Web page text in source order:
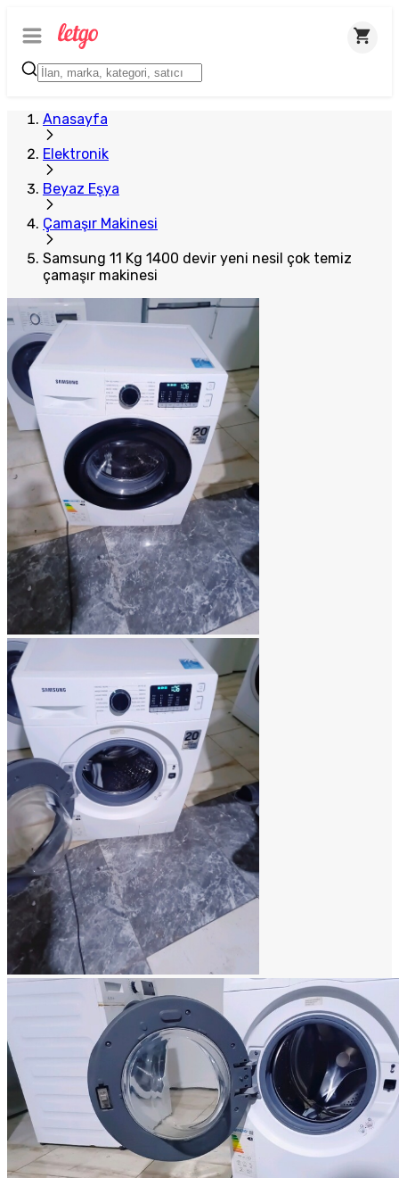
Anasayfa
Elektronik
Beyaz Eşya
Çamaşır Makinesi
Samsung 11 Kg 1400 devir yeni nesil çok temiz
çamaşır makinesi
Plus Satıcı